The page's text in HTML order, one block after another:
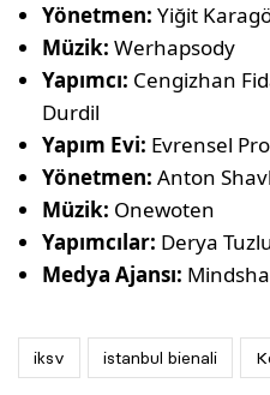
Yönetmen: Yiğit
Müzik: Werhapsody
Yapımcı: Cengizhan
Durdil
Yapım Evi: Evrensel
Yönetmen: Anton
Müzik: Onewoten
Yapımcılar: Derya
Medya Ajansı:
iksv istanbul bienali